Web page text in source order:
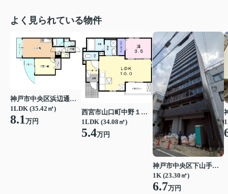
よく見られている物件
神戸市中央区浜辺通３丁目
1LDK (35.42㎡)
8.1万円
西宮市山口町中野１丁目
1LDK (34.08㎡)
5.4万円
神戸市中央区下山手通７丁目
1K (23.30㎡)
6.7万円